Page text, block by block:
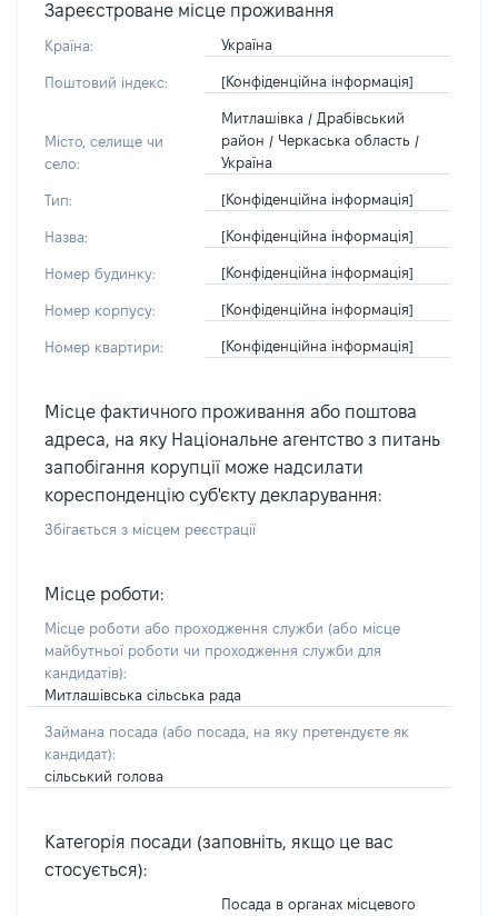
Зареєстроване місце проживання
Країна: Україна
Поштовий індекс: [Конфіденційна інформація]
Місто, селище чи
село:
Митлашівка / Драбівський
район / Черкаська область /
Україна
Тип: [Конфіденційна інформація]
Назва: [Конфіденційна інформація]
Номер будинку: [Конфіденційна інформація]
Номер корпусу: [Конфіденційна інформація]
Номер квартири: [Конфіденційна інформація]
Місце фактичного проживання або поштова
адреса, на яку Національне агентство з питань
запобігання корупції може надсилати
кореспонденцію суб'єкту декларування:
Збігається з місцем реєстрації
Місце роботи:
Місце роботи або проходження служби (або місце
майбутньої роботи чи проходження служби для
кандидатів):
Митлашівська сільська рада
Займана посада (або посада, на яку претендуєте як
кандидат):
сільський голова
Категорія посади (заповніть, якщо це вас
стосується):
Посада в органах місцевого